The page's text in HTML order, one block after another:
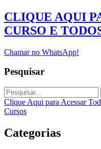
CLIQUE AQUI
CURSO E
Chamar no WhatsApp!
Pesquisar
Clique Aqui para Acessar
Cursos
Categorias